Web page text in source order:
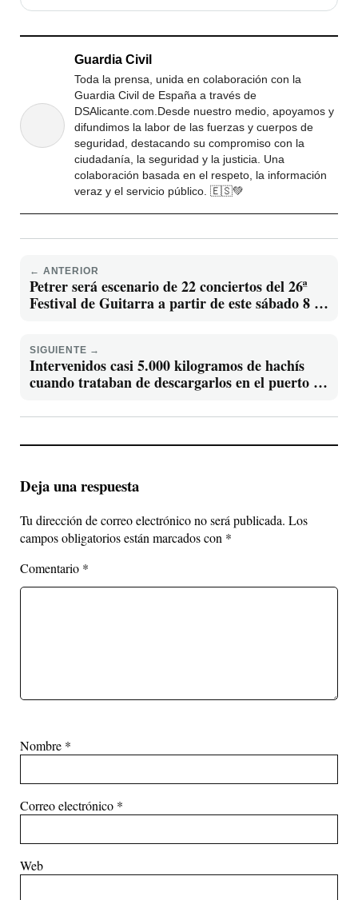
Guardia Civil
Toda la prensa, unida en colaboración con la
Guardia Civil de España a través de
DSAlicante.com.Desde nuestro medio, apoyamos y
difundimos la labor de las fuerzas y cuerpos de
seguridad, destacando su compromiso con la
ciudadanía, la seguridad y la justicia. Una
colaboración basada en el respeto, la información
veraz y el servicio público. 🇪🇸💚
← ANTERIOR
Petrer será escenario de 22 conciertos del 26ª
Festival de Guitarra a partir de este sábado 8 de
SIGUIENTE →
Intervenidos casi 5.000 kilogramos de hachís
cuando trataban de descargarlos en el puerto de
Deja una respuesta
Tu dirección de correo electrónico no será publicada. Los
campos obligatorios están marcados con *
Comentario *
Nombre *
Correo electrónico *
Web